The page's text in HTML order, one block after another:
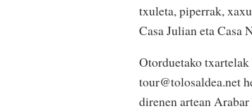
txuleta, piperrak,
Casa Julian eta Casa
Otorduetako txartelak
tour@tolosaldea.net
direnen artean